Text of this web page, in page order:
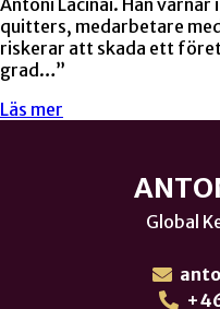
Antoni Lacinai. Han
quitters, medarbetare
riskerar att skada ett
grad…”
Läs mer
Global